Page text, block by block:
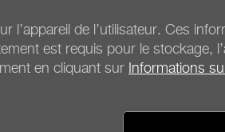
de l’utilisateur. Ces
est requis pour le stockage,
en cliquant sur Informations